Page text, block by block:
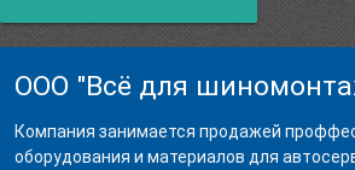
ООО "Всё для
Компания занимается продажей
оборудования и материалов для